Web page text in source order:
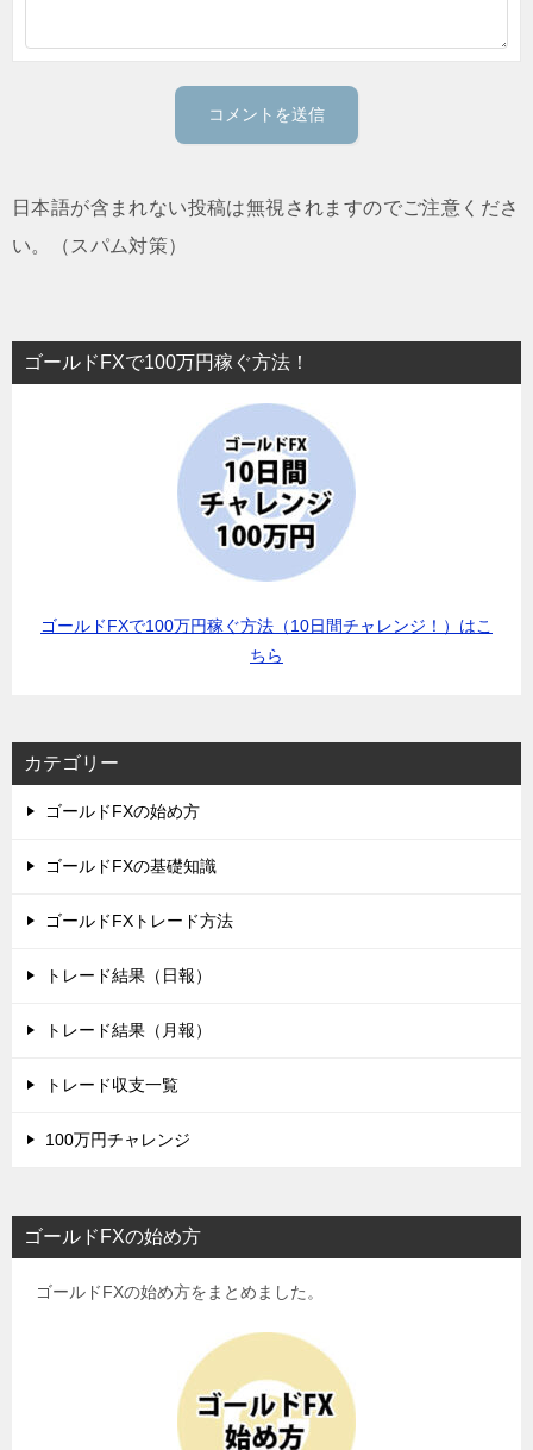
日本語が含まれない投稿は無視されますのでご注意くださ
い。（スパム対策）
ゴールドFXで100万円稼ぐ方法！
ゴールドFXで100万円稼ぐ方法（10日間チャレンジ！）はこ
ちら
カテゴリー
ゴールドFXの始め方
ゴールドFXの基礎知識
ゴールドFXトレード方法
トレード結果（日報）
トレード結果（月報）
トレード収支一覧
100万円チャレンジ
ゴールドFXの始め方
ゴールドFXの始め方をまとめました。